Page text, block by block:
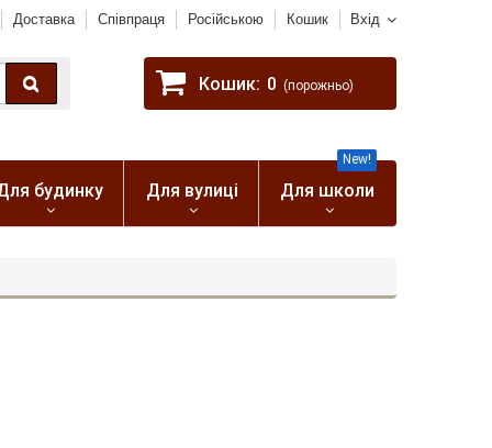
Вхід
Доставка Співпраця Російською Кошик
Кошик: 0 (порожньо)
будинку Для вулиці Для школи
New!